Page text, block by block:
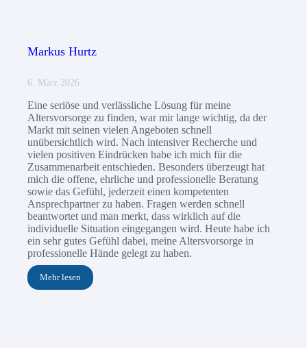
Markus Hurtz
6. März 2026
Eine seriöse und verlässliche Lösung für meine
Altersvorsorge zu finden, war mir lange wichtig, da der
Markt mit seinen vielen Angeboten schnell
unübersichtlich wird. Nach intensiver Recherche und
vielen positiven Eindrücken habe ich mich für die
Zusammenarbeit entschieden. Besonders überzeugt hat
mich die offene, ehrliche und professionelle Beratung
sowie das Gefühl, jederzeit einen kompetenten
Ansprechpartner zu haben. Fragen werden schnell
beantwortet und man merkt, dass wirklich auf die
individuelle Situation eingegangen wird. Heute habe ich
ein sehr gutes Gefühl dabei, meine Altersvorsorge in
professionelle Hände gelegt zu haben.
Mehr lesen